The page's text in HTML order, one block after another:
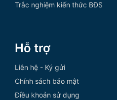
Trắc nghiệm kiến thức BĐS
Hỗ trợ
Liên hệ - Ký gửi
Chính sách bảo mật
Điều khoản sử dụng